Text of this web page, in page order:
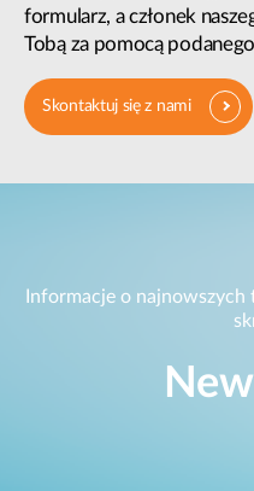
formularz, a członek
Tobą za pomocą
Skontaktuj się z nami
Informacje o